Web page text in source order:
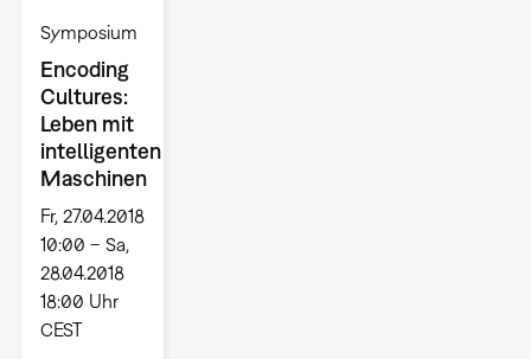
Symposium
Encoding
Cultures:
Leben mit
intelligenten
Maschinen
Fr, 27.04.2018
10:00 – Sa,
28.04.2018
18:00 Uhr
CEST